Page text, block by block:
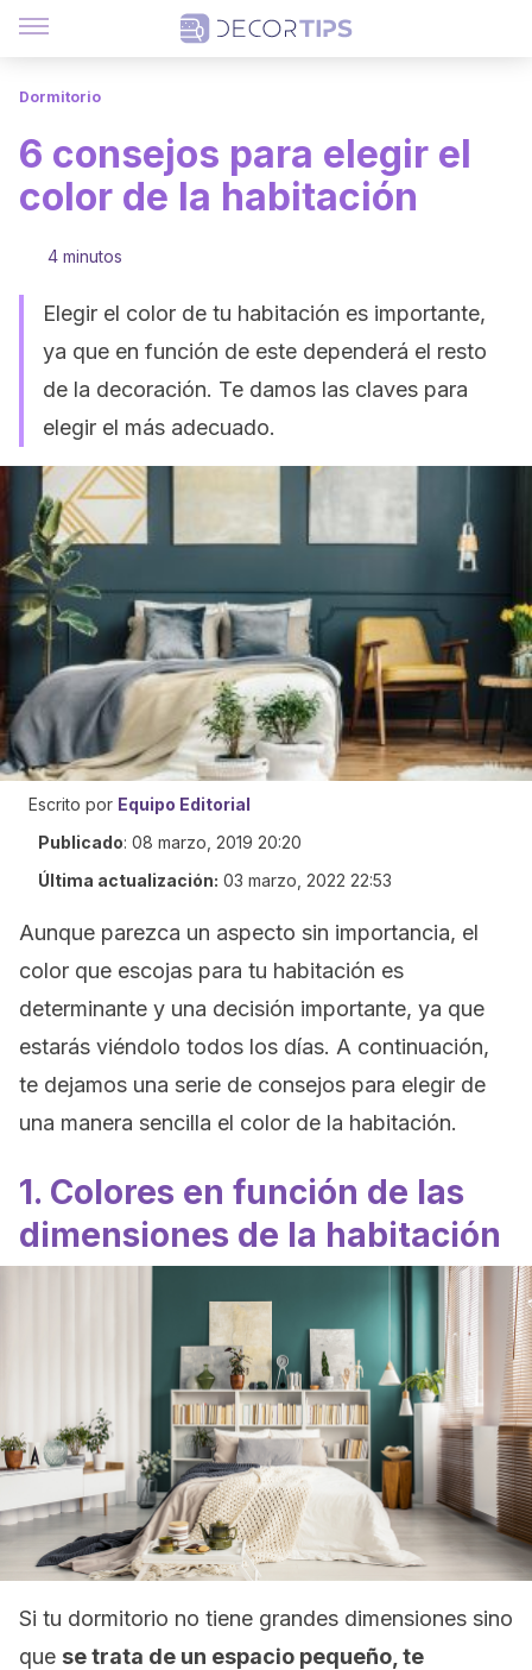
Dormitorio
6 consejos para elegir el
color de la habitación
4 minutos
Elegir el color de tu habitación es importante,
ya que en función de este dependerá el resto
de la decoración. Te damos las claves para
elegir el más adecuado.
Escrito por Equipo Editorial
Publicado: 08 marzo, 2019 20:20
Última actualización: 03 marzo, 2022 22:53
Aunque parezca un aspecto sin importancia, el
color que escojas para tu habitación es
determinante y una decisión importante, ya que
estarás viéndolo todos los días. A continuación,
te dejamos una serie de consejos para elegir de
una manera sencilla el color de la habitación.
1. Colores en función de las
dimensiones de la habitación
Si tu dormitorio no tiene grandes dimensiones sino
que se trata de un espacio pequeño, te